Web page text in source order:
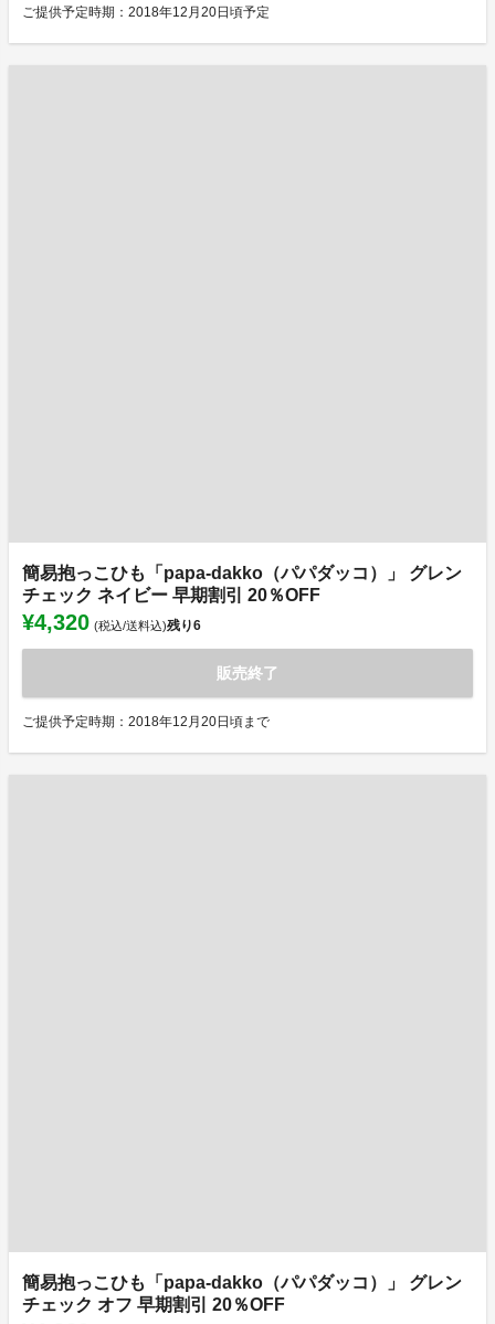
ご提供予定時期：2018年12月20日頃予定
簡易抱っこひも「papa-dakko（パパダッコ）」 グレン
チェック ネイビー 早期割引 20％OFF
¥4,320 (税込/送料込)残り6
販売終了
ご提供予定時期：2018年12月20日頃まで
簡易抱っこひも「papa-dakko（パパダッコ）」 グレン
チェック オフ 早期割引 20％OFF